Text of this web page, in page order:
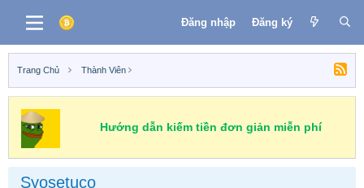
Đăng nhập Đăng ký
Trang Chủ Thành Viên
Hướng dẫn kiếm tiền đơn giản miễn phí
Syosetuco